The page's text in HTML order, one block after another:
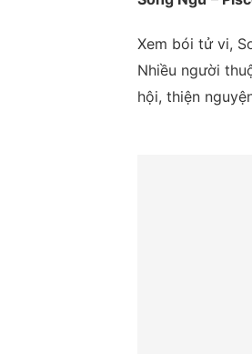
Xem bói tử vi,
Nhiều người
hội, thiện